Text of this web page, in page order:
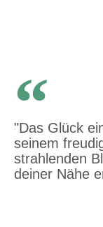
"Das Glück
seinem
strahlenden
deiner Nähe